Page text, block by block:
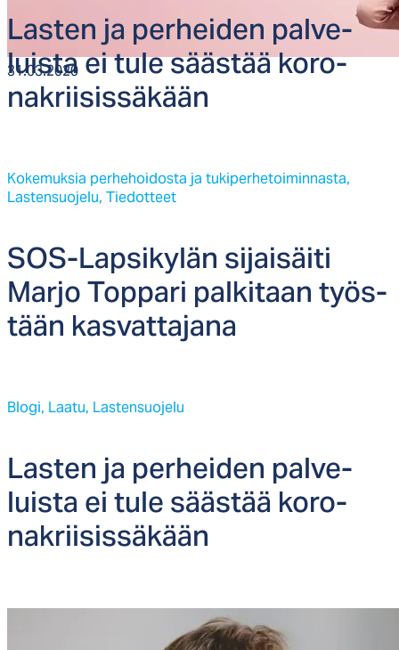
31.03.2020
Las­ten ja per­hei­den pal­ve­
luis­ta ei tu­le sääs­tää ko­ro­
nak­rii­sis­sä­kään
Kokemuksia perhehoidosta ja tukiperhetoiminnasta,
Lastensuojelu, Tiedotteet
SOS-Lap­si­ky­län si­jai­säi­ti
Mar­jo Top­pa­ri pal­ki­taan työs­
tään kas­vat­ta­ja­na
Blogi, Laatu, Lastensuojelu
Las­ten ja per­hei­den pal­ve­
luis­ta ei tu­le sääs­tää ko­ro­
nak­rii­sis­sä­kään